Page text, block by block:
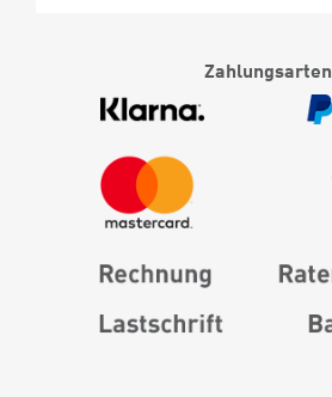
Zahlungsarten